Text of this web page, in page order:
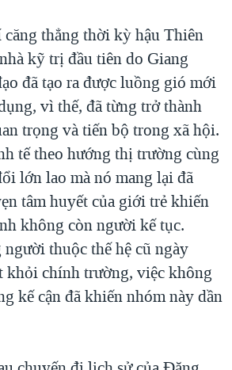
thẳng thời kỳ hậu Thiên
kỹ trị đầu tiên do Giang
đã tạo ra được luồng gió mới
vì thế, đã từng trở thành
trọng và tiến bộ trong xã hội.
tế theo hướng thị trường cùng
lớn lao mà nó mang lại đã
tâm huyết của giới trẻ khiến
không còn người kế tục.
thuộc thế hệ cũ ngày
khỏi chính trường, việc không
kế cận đã khiến nhóm này dần